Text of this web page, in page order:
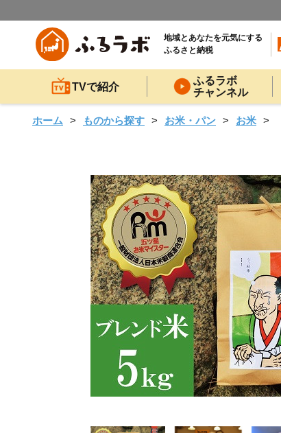
地域とあなたを元気にする
ふるさと納税
TVで紹介
ふるラボ
チャンネル
ホーム ものから探す お米・パン お米